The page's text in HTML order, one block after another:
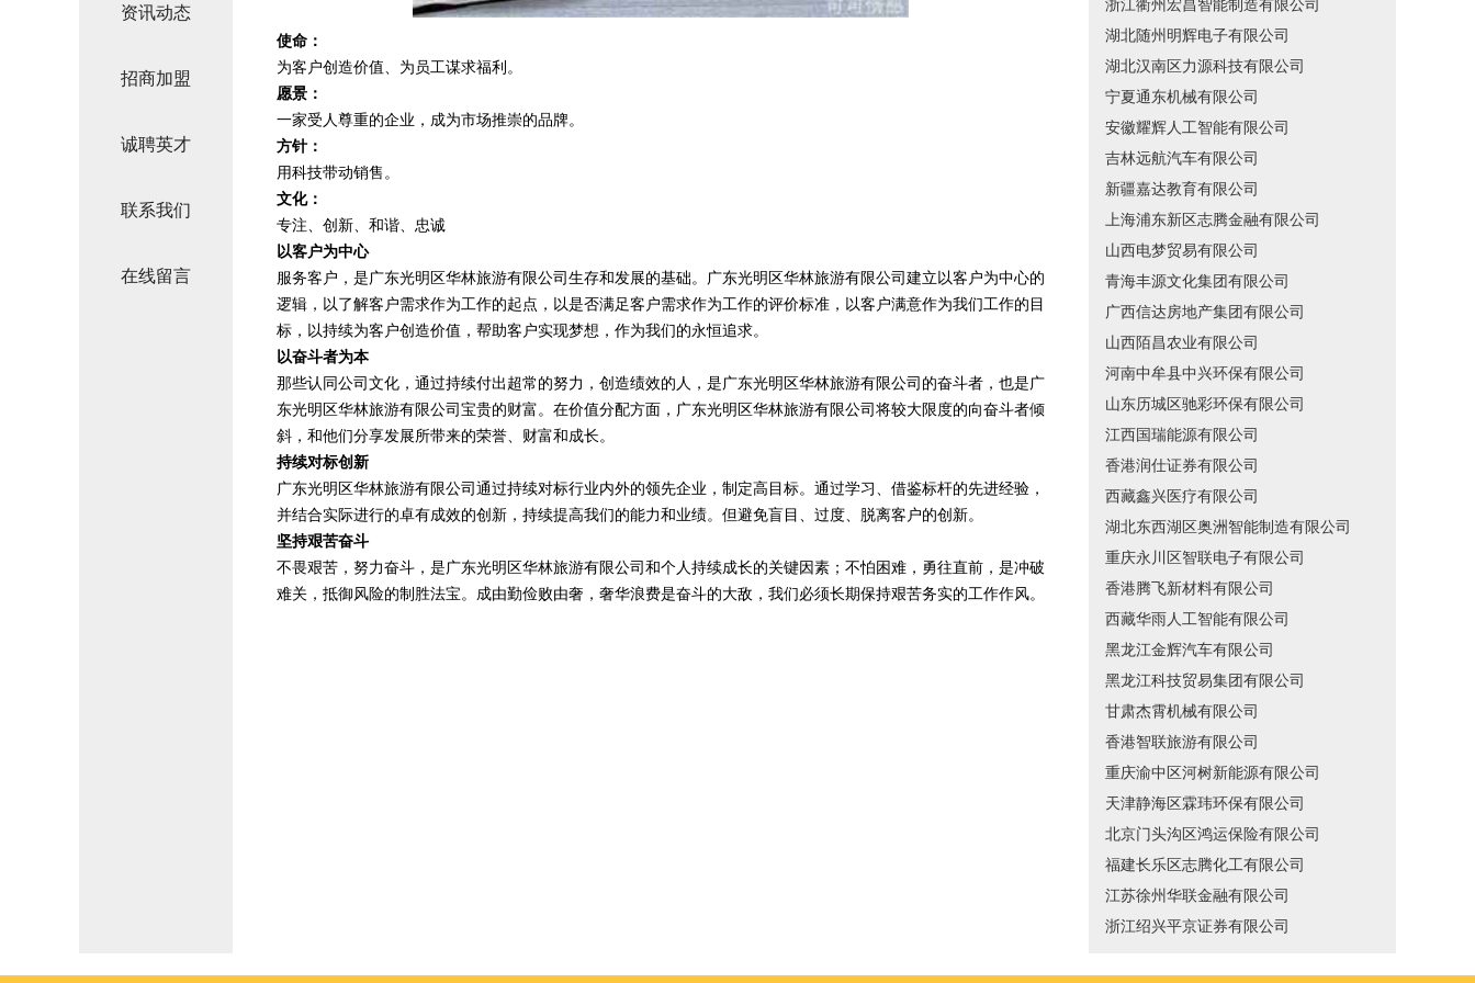
资讯动态
招商加盟
诚聘英才
联系我们
在线留言
使命：
为客户创造价值、为员工谋求福利。
愿景：
一家受人尊重的企业，成为市场推崇的品牌。
方针：
用科技带动销售。
文化：
专注、创新、和谐、忠诚
以客户为中心
服务客户，是广东光明区华林旅游有限公司生存和发展的基础。广东光明区华林旅游有限公司建立以客户为中心的
逻辑，以了解客户需求作为工作的起点，以是否满足客户需求作为工作的评价标准，以客户满意作为我们工作的目
标，以持续为客户创造价值，帮助客户实现梦想，作为我们的永恒追求。
以奋斗者为本
那些认同公司文化，通过持续付出超常的努力，创造绩效的人，是广东光明区华林旅游有限公司的奋斗者，也是广
东光明区华林旅游有限公司宝贵的财富。在价值分配方面，广东光明区华林旅游有限公司将较大限度的向奋斗者倾
斜，和他们分享发展所带来的荣誉、财富和成长。
持续对标创新
广东光明区华林旅游有限公司通过持续对标行业内外的领先企业，制定高目标。通过学习、借鉴标杆的先进经验，
并结合实际进行的卓有成效的创新，持续提高我们的能力和业绩。但避免盲目、过度、脱离客户的创新。
坚持艰苦奋斗
不畏艰苦，努力奋斗，是广东光明区华林旅游有限公司和个人持续成长的关键因素；不怕困难，勇往直前，是冲破
难关，抵御风险的制胜法宝。成由勤俭败由奢，奢华浪费是奋斗的大敌，我们必须长期保持艰苦务实的工作作风。
浙江衢州宏昌智能制造有限公司
湖北随州明辉电子有限公司
湖北汉南区力源科技有限公司
宁夏通东机械有限公司
安徽耀辉人工智能有限公司
吉林远航汽车有限公司
新疆嘉达教育有限公司
上海浦东新区志腾金融有限公司
山西电梦贸易有限公司
青海丰源文化集团有限公司
广西信达房地产集团有限公司
山西陌昌农业有限公司
河南中牟县中兴环保有限公司
山东历城区驰彩环保有限公司
江西国瑞能源有限公司
香港润仕证券有限公司
西藏鑫兴医疗有限公司
湖北东西湖区奥洲智能制造有限公司
重庆永川区智联电子有限公司
香港腾飞新材料有限公司
西藏华雨人工智能有限公司
黑龙江金辉汽车有限公司
黑龙江科技贸易集团有限公司
甘肃杰霄机械有限公司
香港智联旅游有限公司
重庆渝中区河树新能源有限公司
天津静海区霖玮环保有限公司
北京门头沟区鸿运保险有限公司
福建长乐区志腾化工有限公司
江苏徐州华联金融有限公司
浙江绍兴平京证券有限公司